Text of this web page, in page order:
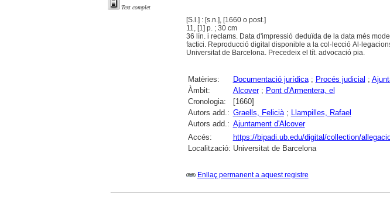
Text complet
[S.l.] : [s.n.], [1660 o post.]
11, [1] p. ; 30 cm
36 lín. i reclams. Data d'impressió deduïda de la data més
factici. Reproducció digital disponible a la col·lecció
Universitat de Barcelona. Precedeix el tít. advocació pia.
Matèries: Documentació jurídica; Procés judicial ;
Àmbit:
Alcover; Pont d'Armentera, el
Cronologia:
[1660]
Autors add.: Graells, Felicià; Llampilles, Rafael
Autors add.: Ajuntament d'Alcover
Accés:
https://bipadi.ub.edu/digital/collection/
Localització: Universitat de Barcelona
Enllaç permanent a aquest registre